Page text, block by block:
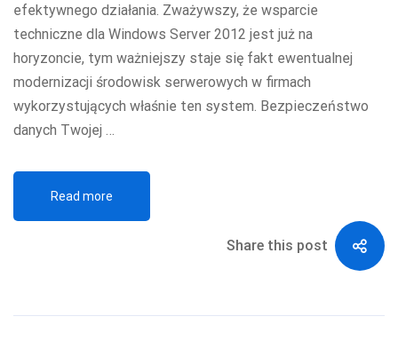
efektywnego działania. Zważywszy, że wsparcie
techniczne dla Windows Server 2012 jest już na
horyzoncie, tym ważniejszy staje się fakt ewentualnej
modernizacji środowisk serwerowych w firmach
wykorzystujących właśnie ten system. Bezpieczeństwo
danych Twojej …
Read more
Share this post